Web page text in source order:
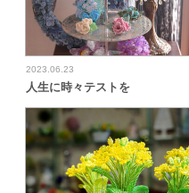
2023.06.23
人生に時々テストを